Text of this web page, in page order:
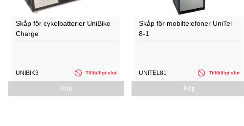
Skåp för cykelbatterier UniBike
Charge
UNIBIK3 Tillfälligt slut
Köp
Skåp för mobiltelefoner UniTel
8-1
UNITEL81 Tillfälligt slut
Köp